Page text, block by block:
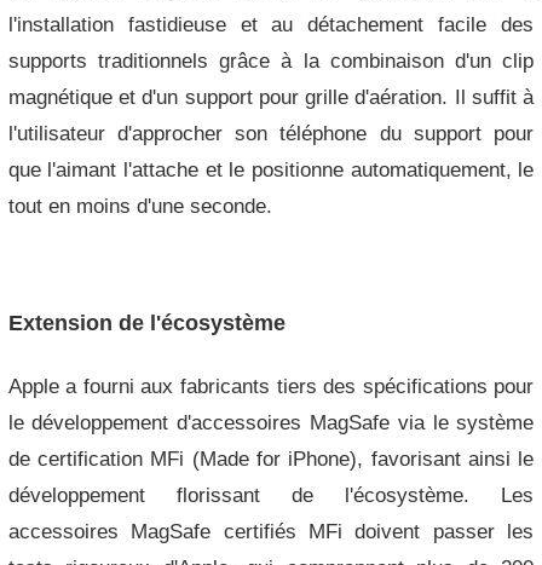
l'installation fastidieuse et au détachement facile des
supports traditionnels grâce à la combinaison d'un clip
magnétique et d'un support pour grille d'aération. Il suffit à
l'utilisateur d'approcher son téléphone du support pour
que l'aimant l'attache et le positionne automatiquement, le
tout en moins d'une seconde.
Extension de l'écosystème
Apple a fourni aux fabricants tiers des spécifications pour
le développement d'accessoires MagSafe via le système
de certification MFi (Made for iPhone), favorisant ainsi le
développement florissant de l'écosystème. Les
accessoires MagSafe certifiés MFi doivent passer les